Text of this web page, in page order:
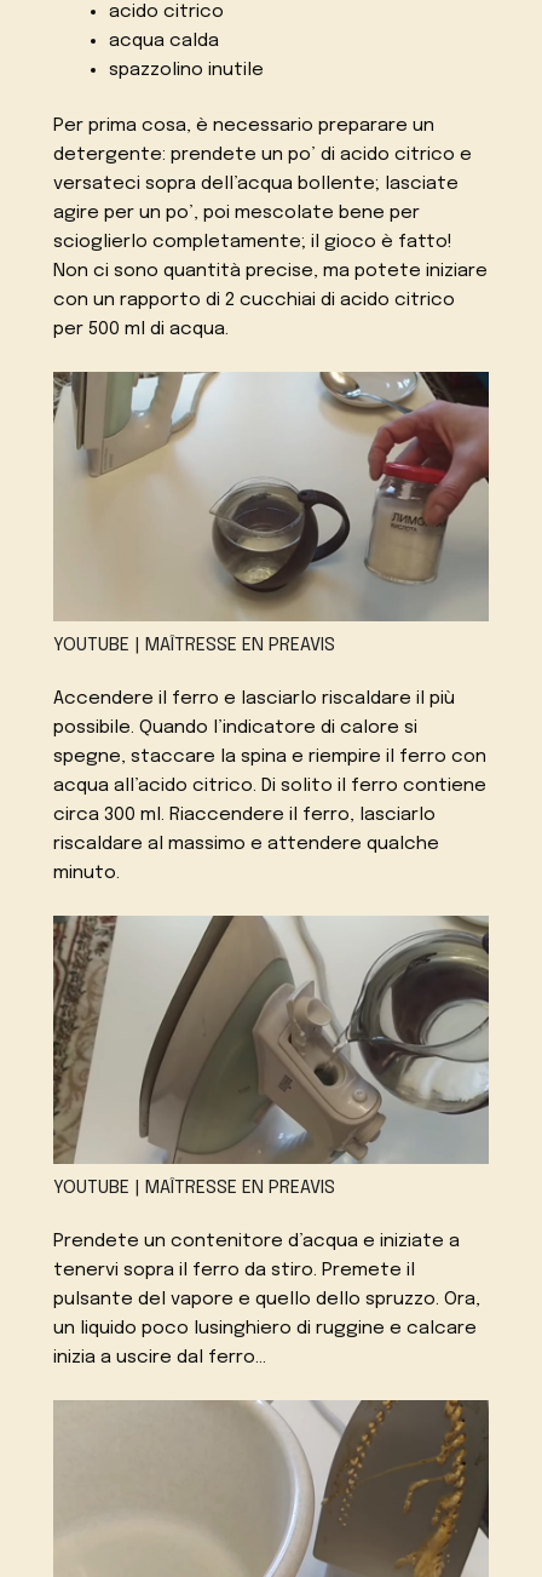
acido citrico
acqua calda
spazzolino inutile
Per prima cosa, è necessario preparare un
detergente: prendete un po’ di acido citrico e
versateci sopra dell’acqua bollente; lasciate
agire per un po’, poi mescolate bene per
scioglierlo completamente; il gioco è fatto!
Non ci sono quantità precise, ma potete iniziare
con un rapporto di 2 cucchiai di acido citrico
per 500 ml di acqua.
YOUTUBE | MAÎTRESSE EN PREAVIS
Accendere il ferro e lasciarlo riscaldare il più
possibile. Quando l’indicatore di calore si
spegne, staccare la spina e riempire il ferro con
acqua all’acido citrico. Di solito il ferro contiene
circa 300 ml. Riaccendere il ferro, lasciarlo
riscaldare al massimo e attendere qualche
minuto.
YOUTUBE | MAÎTRESSE EN PREAVIS
Prendete un contenitore d’acqua e iniziate a
tenervi sopra il ferro da stiro. Premete il
pulsante del vapore e quello dello spruzzo. Ora,
un liquido poco lusinghiero di ruggine e calcare
inizia a uscire dal ferro…